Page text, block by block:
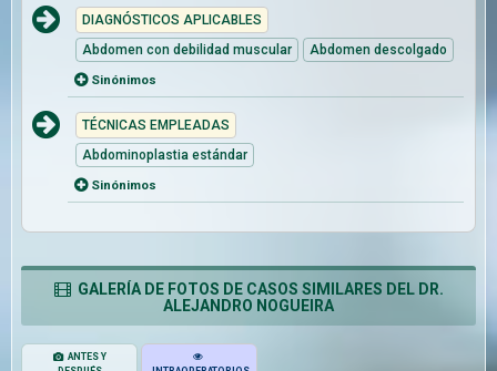
DIAGNÓSTICOS APLICABLES
Abdomen con debilidad muscular
Abdomen descolgado
Sinónimos
TÉCNICAS EMPLEADAS
Abdominoplastia estándar
Sinónimos
GALERÍA DE FOTOS DE CASOS SIMILARES DEL DR.
ALEJANDRO NOGUEIRA
ANTES Y